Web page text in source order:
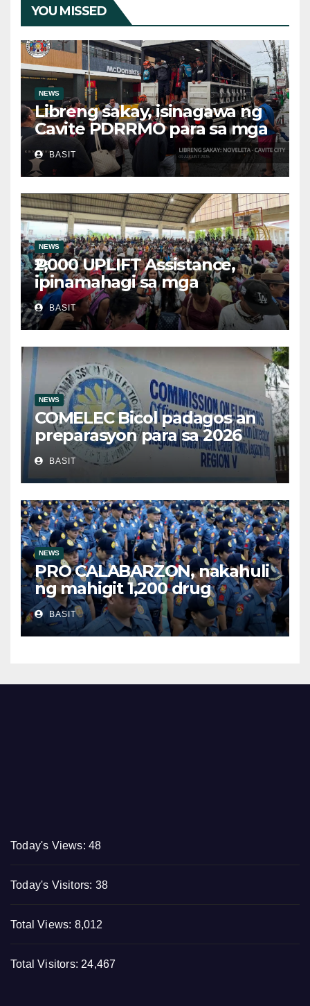
YOU MISSED
NEWS
Libreng sakay, isinagawa ng
Cavite PDRRMO para sa mga
stranded na commuter
BASIT
NEWS
₱2,000 UPLIFT Assistance,
ipinamahagi sa mga
kwalipikadong benepisyaryo
sa Victoria, Oriental Mindoro
BASIT
NEWS
COMELEC Bicol padagos an
preparasyon para sa 2026
BSKE
BASIT
NEWS
PRO CALABARZON, nakahuli
ng mahigit 1,200 drug
suspects at tinatayang nasa
Php29.6M halaga ng ilegal na
droga nasamsam noong
BASIT
Today's Views: 48
Today's Visitors: 38
Total Views: 8,012
Total Visitors: 24,467